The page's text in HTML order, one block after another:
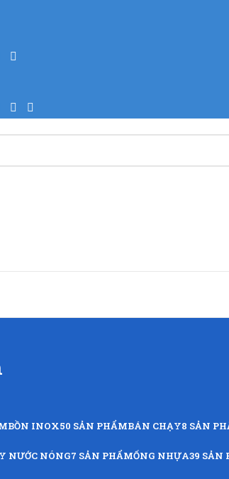
BỒN INOX50 SẢN PHẨMBÁN CHẠY8 SẢN
NƯỚC NÓNG7 SẢN PHẨMỐNG NHỰA39 SẢN